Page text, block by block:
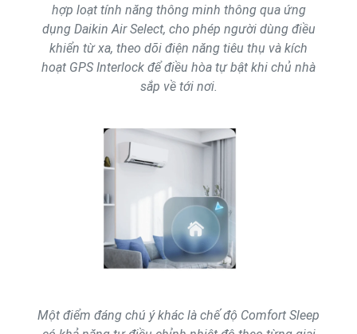
hợp loạt tính năng thông minh thông qua ứng
dụng Daikin Air Select, cho phép người dùng điều
khiển từ xa, theo dõi điện năng tiêu thụ và kích
hoạt GPS Interlock để điều hòa tự bật khi chủ nhà
sắp về tới nơi.
Một điểm đáng chú ý khác là chế độ Comfort Sleep